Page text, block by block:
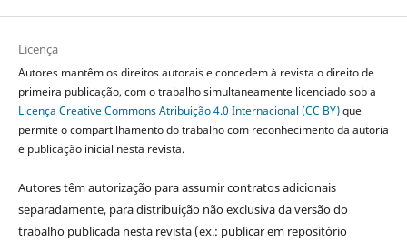
Licença
Autores mantêm os direitos autorais e concedem à revista o direito de
primeira publicação, com o trabalho simultaneamente licenciado sob a
Licença Creative Commons Atribuição 4.0 Internacional (CC BY)que
permite o compartilhamento do trabalho com reconhecimento da autoria
e publicação inicial nesta revista.
Autores têm autorização para assumir contratos adicionais
separadamente, para distribuição não exclusiva da versão do
trabalho publicada nesta revista (ex.: publicar em repositório